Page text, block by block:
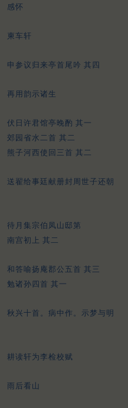
感怀
柬车轩
申参议归来亭首尾吟 其四
再用韵示诸生
伏日许君馆亭晚酌 其一
郊园省水二首 其二
熊子河西使回三首 其二
送翟给事廷献册封周世子还朝
待月集宗伯凤山邸第
南宫初上 其二
和答喻扬庵郡公五首 其三
勉诸孙四首 其一
秋兴十首。病中作。示梦与明
耕读轩为李检校赋
雨后看山